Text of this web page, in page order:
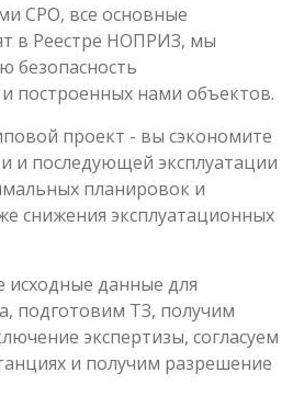
СРО, все основные
в Реестре НОПРИЗ, мы
безопасность
построенных нами объектов.
проект - вы сэкономите
и последующей эксплуатации
планировок и
снижения эксплуатационных
исходные данные для
подготовим ТЗ, получим
экспертизы, согласуем
и получим разрешение